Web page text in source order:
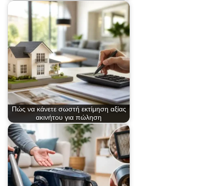
Πώς να κάνετε σωστή εκτίμηση αξίας
ακινήτου για πώληση